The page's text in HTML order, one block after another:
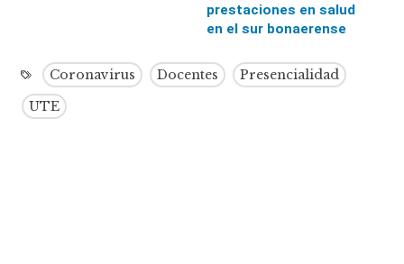
prestaciones en salud
en el sur bonaerense
Coronavirus Docentes
Presencialidad
UTE